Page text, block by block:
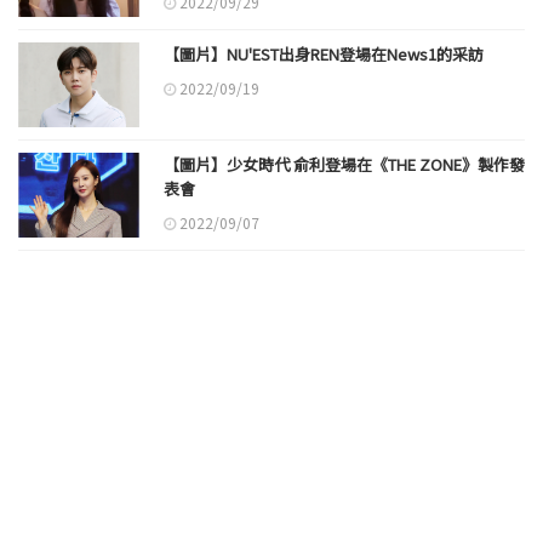
【圖片】NU'EST出身REN登場在News1的采訪
2022/09/19
【圖片】少女時代 俞利登場在《THE ZONE》製作發
表會
2022/09/07